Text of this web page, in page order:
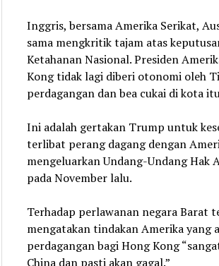
Inggris, bersama Amerika Serikat,
sama mengkritik tajam atas
Ketahanan Nasional. Presiden
Kong tidak lagi diberi otonomi oleh
perdagangan dan bea cukai di kota
Ini adalah gertakan Trump untuk
terlibat perang dagang dengan
mengeluarkan Undang-Undang Hak
pada November lalu.
Terhadap perlawanan negara Barat
mengatakan tindakan Amerika yang
perdagangan bagi Hong Kong
China dan pasti akan gagal.”